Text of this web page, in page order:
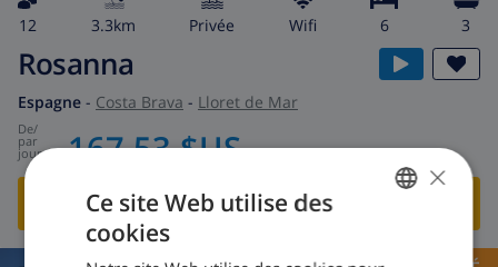
12 3.3km privée wifi 6 3
Rosanna
Espagne - Costa Brava - Lloret de Mar
de/
par
jour 167,53 $US
VOIR CETTE VILLA›
×
Ce site Web utilise des
cookies